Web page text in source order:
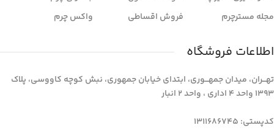
مجله مسترچرم
فروش اقساطی
واکس چرم
اطلاعات فروشگاه
تهـــران، میدان جمهـــوری، ابتدای خیابان جمهوری، نبش کوچه کاووسی، پلاک
1393 واحد 4 اداری ، واحد 2 انبار
کدپستی: 1311686745